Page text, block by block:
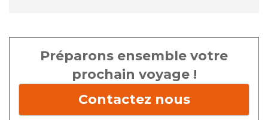
Préparons ensemble votre
prochain voyage !
Contactez nous